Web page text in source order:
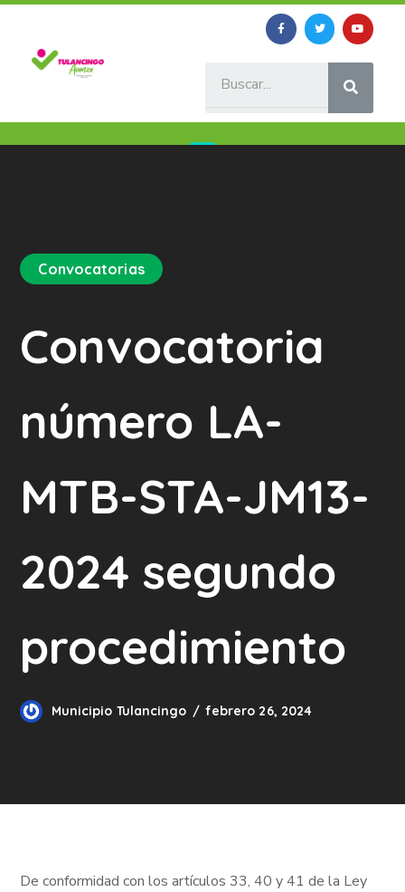
Convocatorias
Convocatoria
número LA-
MTB-STA-JM13-
2024 segundo
procedimiento
Municipio Tulancingo febrero 26, 2024
De conformidad con los artículos 33, 40 y 41 de la Ley